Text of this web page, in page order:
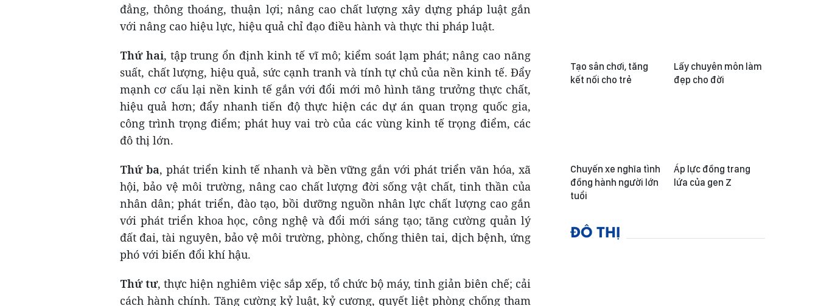
đẳng, thông thoáng, thuận lợi; nâng cao chất lượng xây dựng pháp luật gắn
với nâng cao hiệu lực, hiệu quả chỉ đạo điều hành và thực thi pháp luật.
Thứ hai, tập trung ổn định kinh tế vĩ mô; kiểm soát lạm phát; nâng cao năng
suất, chất lượng, hiệu quả, sức cạnh tranh và tính tự chủ của nền kinh tế. Đẩy
mạnh cơ cấu lại nền kinh tế gắn với đổi mới mô hình tăng trưởng thực chất,
hiệu quả hơn; đẩy nhanh tiến độ thực hiện các dự án quan trọng quốc gia,
công trình trọng điểm; phát huy vai trò của các vùng kinh tế trọng điểm, các
đô thị lớn.
Thứ ba, phát triển kinh tế nhanh và bền vững gắn với phát triển văn hóa, xã
hội, bảo vệ môi trường, nâng cao chất lượng đời sống vật chất, tinh thần của
nhân dân; phát triển, đào tạo, bồi dưỡng nguồn nhân lực chất lượng cao gắn
với phát triển khoa học, công nghệ và đổi mới sáng tạo; tăng cường quản lý
đất đai, tài nguyên, bảo vệ môi trường, phòng, chống thiên tai, dịch bệnh, ứng
phó với biến đổi khí hậu.
Thứ tư, thực hiện nghiêm việc sắp xếp, tổ chức bộ máy, tinh giản biên chế; cải
cách hành chính. Tăng cường kỷ luật, kỷ cương, quyết liệt phòng chống tham
Tạo sân chơi, tăng
kết nối cho trẻ
Lấy chuyên môn làm
đẹp cho đời
Chuyến xe nghĩa tình
đồng hành người lớn
tuổi
Áp lực đồng trang
lứa của gen Z
ĐÔ THỊ